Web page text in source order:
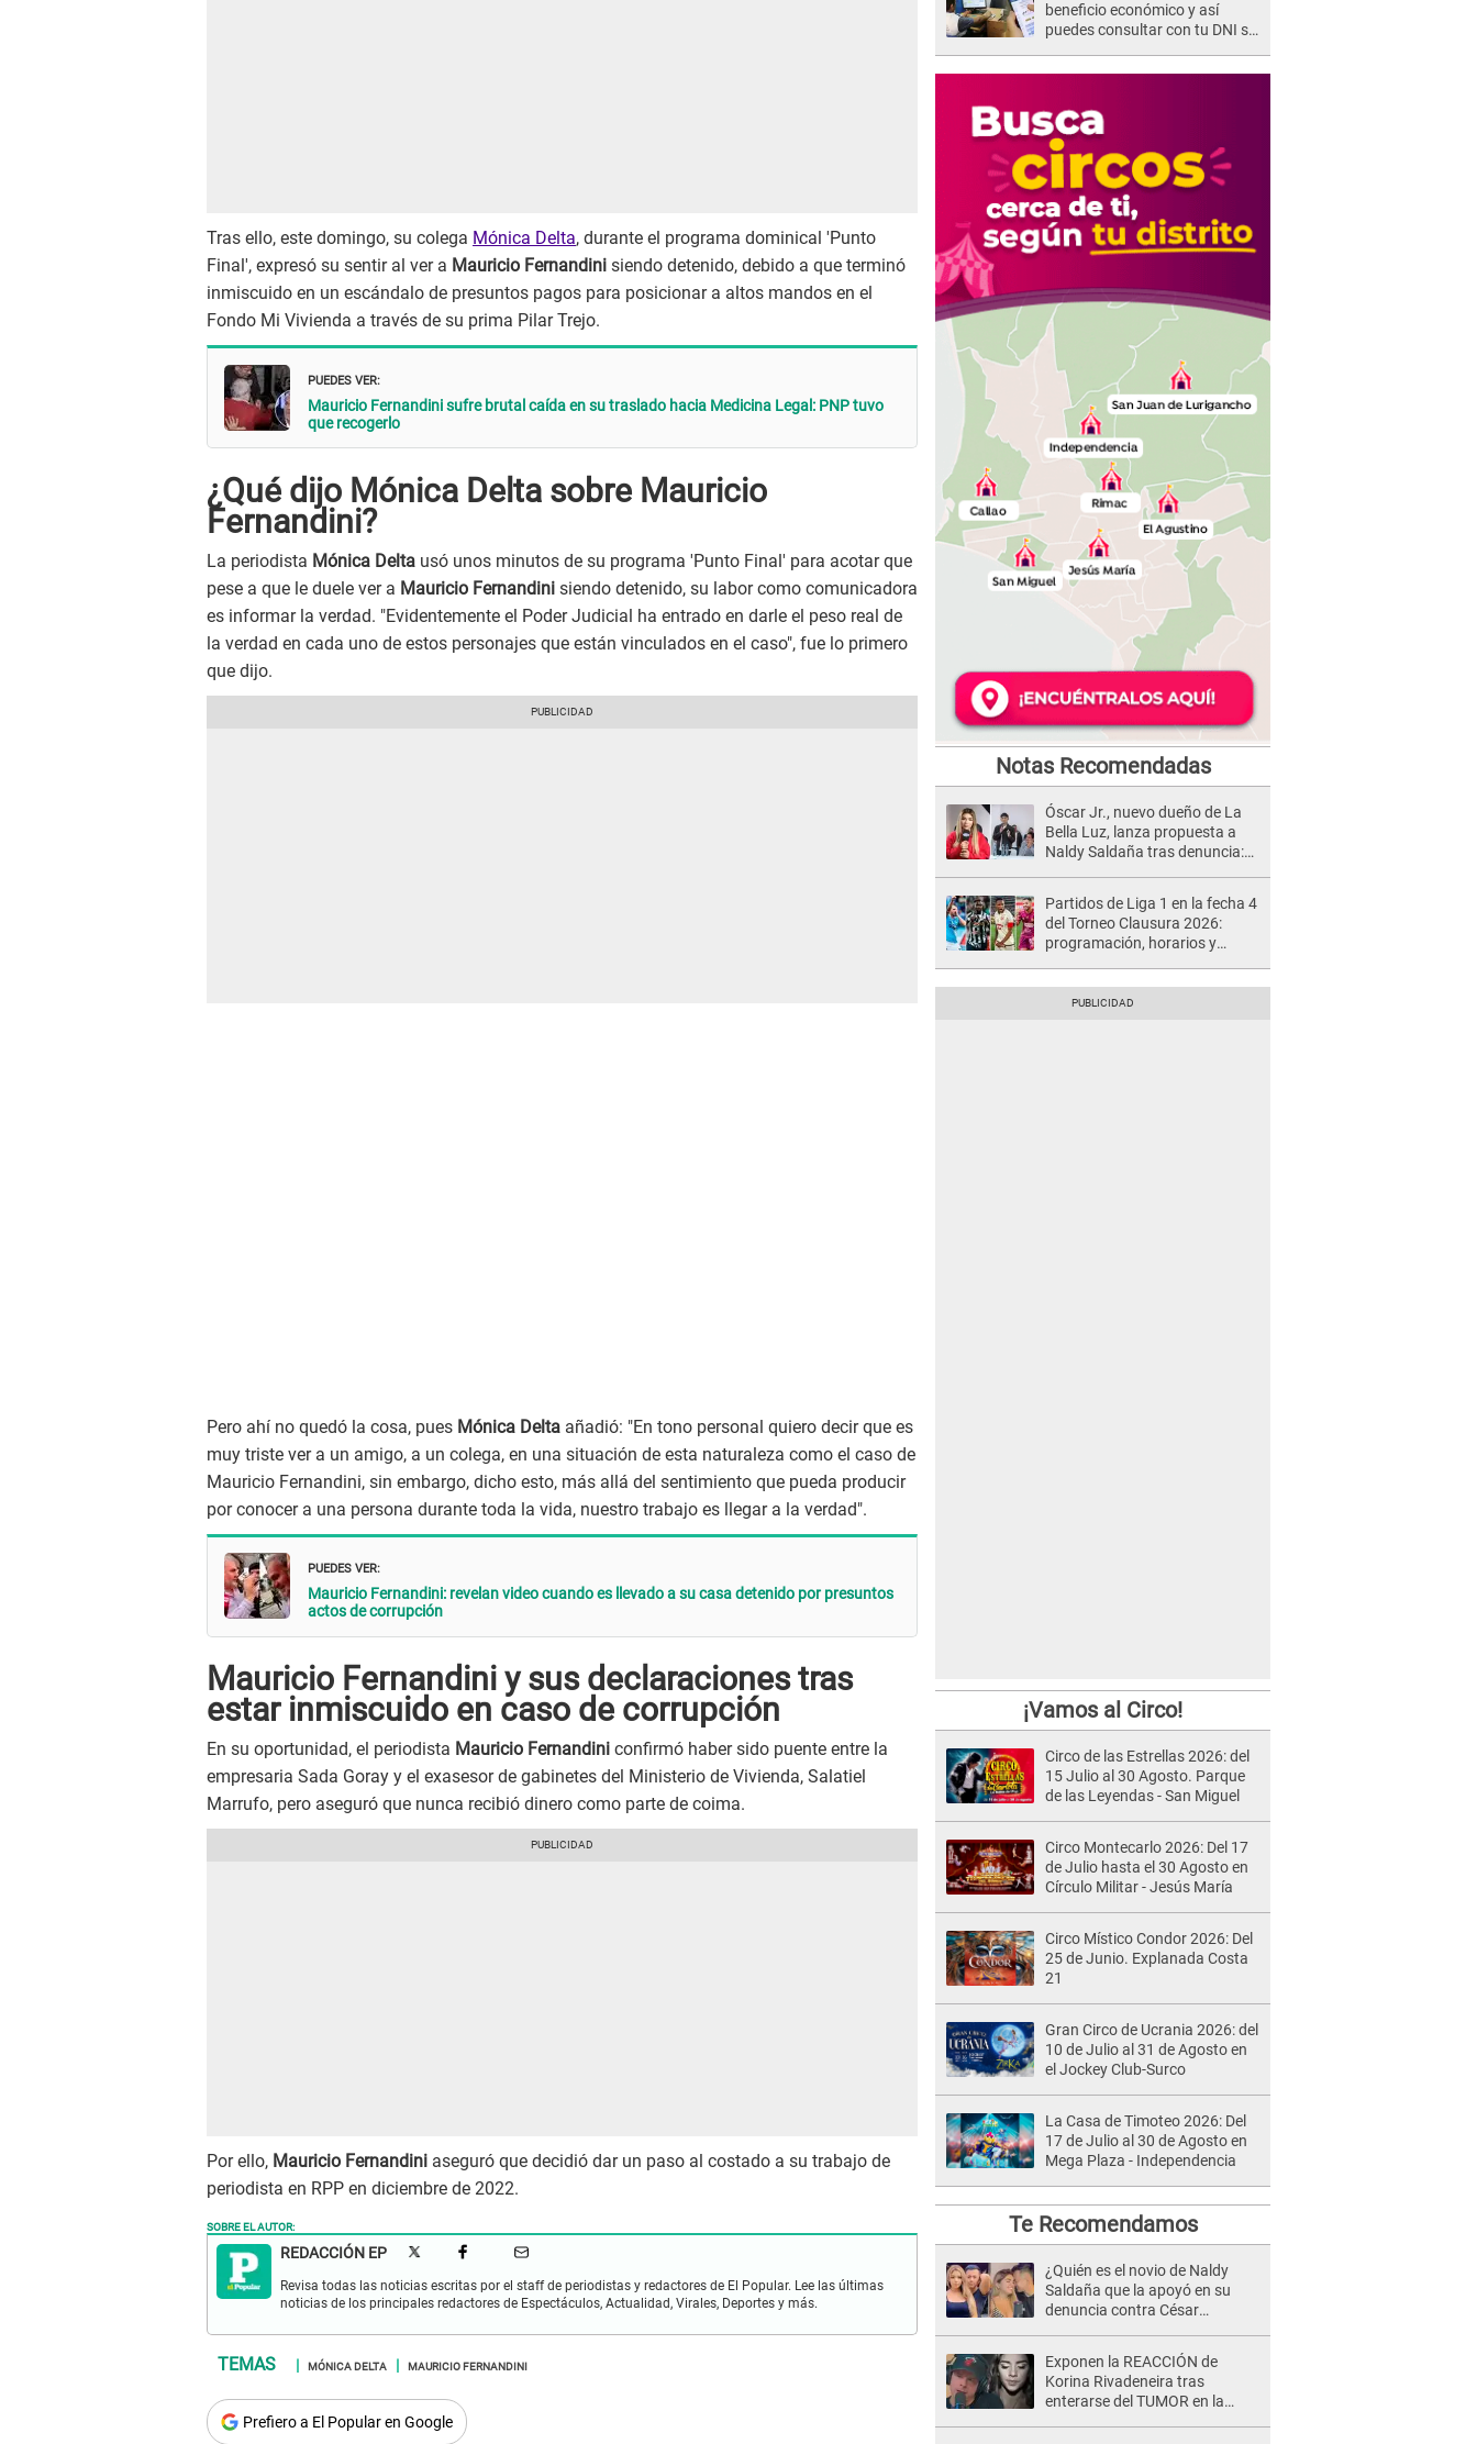
Tras ello, este domingo, su colega Mónica Delta, durante el programa dominical 'Punto
Final', expresó su sentir al ver a Mauricio Fernandini siendo detenido, debido a que terminó
inmiscuido en un escándalo de presuntos pagos para posicionar a altos mandos en el
Fondo Mi Vivienda a través de su prima Pilar Trejo.
PUEDES VER:
Mauricio Fernandini sufre brutal caída en su traslado hacia Medicina Legal: PNP tuvo
que recogerlo
¿Qué dijo Mónica Delta sobre Mauricio
Fernandini?
La periodista Mónica Delta usó unos minutos de su programa 'Punto Final' para acotar que
pese a que le duele ver a Mauricio Fernandini siendo detenido, su labor como comunicadora
es informar la verdad. "Evidentemente el Poder Judicial ha entrado en darle el peso real de
la verdad en cada uno de estos personajes que están vinculados en el caso", fue lo primero
que dijo.
Pero ahí no quedó la cosa, pues Mónica Delta añadió: "En tono personal quiero decir que es
muy triste ver a un amigo, a un colega, en una situación de esta naturaleza como el caso de
Mauricio Fernandini, sin embargo, dicho esto, más allá del sentimiento que pueda producir
por conocer a una persona durante toda la vida, nuestro trabajo es llegar a la verdad".
PUEDES VER:
Mauricio Fernandini: revelan video cuando es llevado a su casa detenido por presuntos
actos de corrupción
Mauricio Fernandini y sus declaraciones tras
estar inmiscuido en caso de corrupción
En su oportunidad, el periodista Mauricio Fernandini confirmó haber sido puente entre la
empresaria Sada Goray y el exasesor de gabinetes del Ministerio de Vivienda, Salatiel
Marrufo, pero aseguró que nunca recibió dinero como parte de coima.
Por ello, Mauricio Fernandini aseguró que decidió dar un paso al costado a su trabajo de
periodista en RPP en diciembre de 2022.
SOBRE EL AUTOR:
REDACCIÓN EP
Revisa todas las noticias escritas por el staff de periodistas y redactores de El Popular. Lee las últimas
noticias de los principales redactores de Espectáculos, Actualidad, Virales, Deportes y más.
MÓNICA DELTA MAURICIO FERNANDINI
Prefiero a El Popular en Google
beneficio económico y así
puedes consultar con tu DNI si
Notas Recomendadas
Óscar Jr., nuevo dueño de La
Bella Luz, lanza propuesta a
Naldy Saldaña tras denuncia:
Partidos de Liga 1 en la fecha 4
del Torneo Clausura 2026:
programación, horarios y
¡Vamos al Circo!
Circo de las Estrellas 2026: del
15 Julio al 30 Agosto. Parque
de las Leyendas - San Miguel
Circo Montecarlo 2026: Del 17
de Julio hasta el 30 Agosto en
Círculo Militar - Jesús María
Circo Místico Condor 2026: Del
25 de Junio. Explanada Costa
21
Gran Circo de Ucrania 2026: del
10 de Julio al 31 de Agosto en
el Jockey Club-Surco
La Casa de Timoteo 2026: Del
17 de Julio al 30 de Agosto en
Mega Plaza - Independencia
Te Recomendamos
¿Quién es el novio de Naldy
Saldaña que la apoyó en su
denuncia contra César
Exponen la REACCIÓN de
Korina Rivadeneira tras
enterarse del TUMOR en la